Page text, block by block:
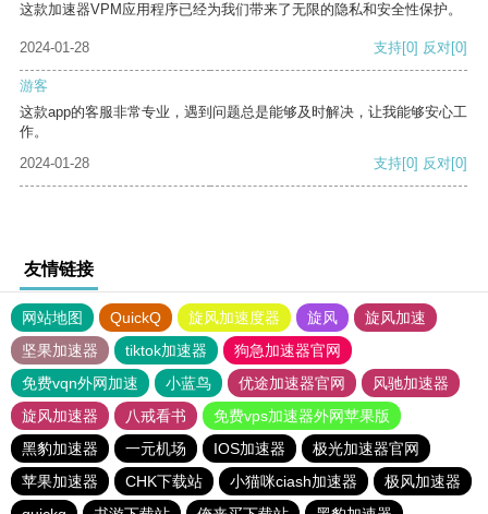
这款加速器VPM应用程序已经为我们带来了无限的隐私和安全性保护。
2024-01-28 支持[0] 反对[0]
游客
这款app的客服非常专业，遇到问题总是能够及时解决，让我能够安心工
作。
2024-01-28
支持[0] 反对[0]
友情链接
网站地图 QuickQ 旋风加速度器 旋风
旋风加速
坚果加速器
tiktok加速器
狗急加速器官网
免费vqn外网加速
小蓝鸟 优途加速器官网
风驰加速器
旋风加速器
八戒看书
免费vps加速器外网苹果版
黑豹加速器
一元机场 IOS加速器
极光加速器官网
苹果加速器
CHK下载站 小猫咪ciash加速器
极风加速器